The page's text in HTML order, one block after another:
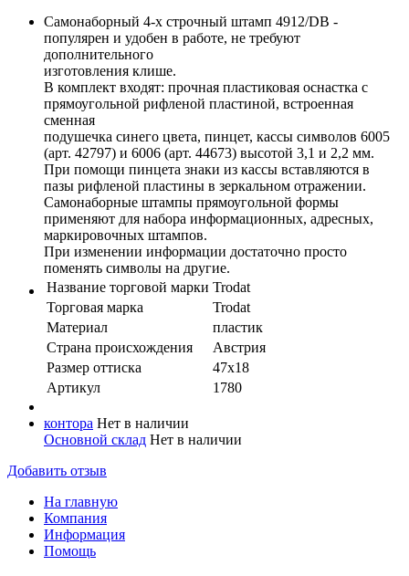
Самонаборный 4-х строчный штамп 4912/DB -
популярен и удобен в работе, не требуют
дополнительного
изготовления клише.
В комплект входят: прочная пластиковая оснастка с
прямоугольной рифленой пластиной, встроенная
сменная
подушечка синего цвета, пинцет, кассы символов 6005
(арт. 42797) и 6006 (арт. 44673) высотой 3,1 и 2,2 мм.
При помощи пинцета знаки из кассы вставляются в
пазы рифленой пластины в зеркальном отражении.
Самонаборные штампы прямоугольной формы
применяют для набора информационных, адресных,
маркировочных штампов.
При изменении информации достаточно просто
поменять символы на другие.
Название торговой марки Trodat
Торговая марка
Trodat
Материал
пластик
Страна происхождения
Австрия
Размер оттиска
47x18
Артикул
1780
контора Нет в наличии
Основной склад Нет в наличии
Добавить отзыв
На главную
Компания
Информация
Помощь